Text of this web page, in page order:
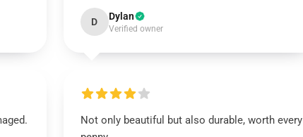
D Dylan
Verified owner
Not only beautiful but also durable, worth every